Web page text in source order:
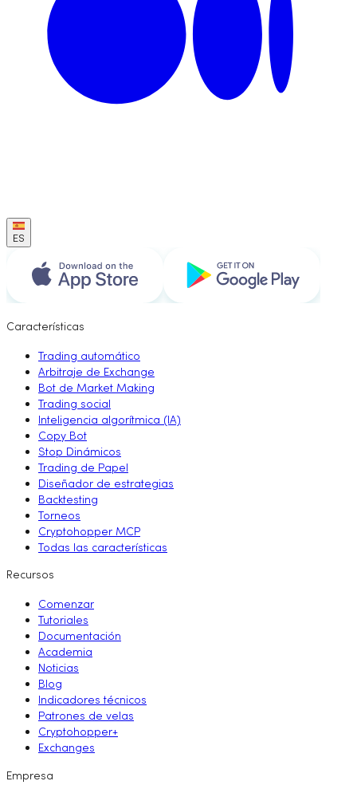
ES
Características
Trading automático
Arbitraje de Exchange
Bot de Market Making
Trading social
Inteligencia algorítmica (IA)
Copy Bot
Stop Dinámicos
Trading de Papel
Diseñador de estrategias
Backtesting
Torneos
Cryptohopper MCP
Todas las características
Recursos
Comenzar
Tutoriales
Documentación
Academia
Noticias
Blog
Indicadores técnicos
Patrones de velas
Cryptohopper+
Exchanges
Empresa